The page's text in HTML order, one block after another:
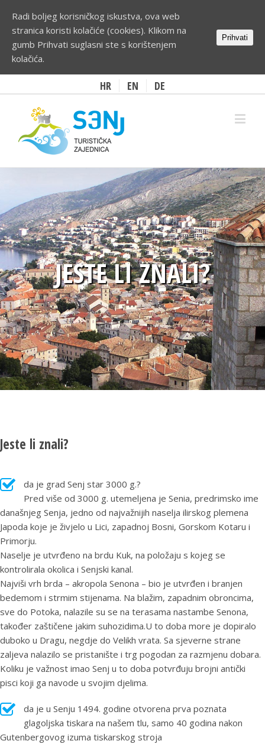
HR EN DE
JESTE LI ZNALI?
Jeste li znali?
da je grad Senj star 3000 g.?
Pred više od 3000 g. utemeljena je Senia, predrimsko ime
današnjeg Senja, jedno od najvažnijih naselja ilirskog plemena
Japoda koje je živjelo u Lici, zapadnoj Bosni, Gorskom Kotaru i
Primorju.
Naselje je utvrđeno na brdu Kuk, na položaju s kojeg se
kontrolirala okolica i Senjski kanal.
Najviši vrh brda – akropola Senona – bio je utvrđen i branjen
bedemom i strmim stijenama. Na blažim, zapadnim obroncima,
sve do Potoka, nalazile su se na terasama nastambe Senona,
također zaštičene jakim suhozidima.U to doba more je dopiralo
duboko u Dragu, negdje do Velikh vrata. Sa sjeverne strane
zaljeva nalazilo se pristanište i trg pogodan za razmjenu dobara.
Koliku je važnost imao Senj u to doba potvrđuju brojni antički
pisci koji ga navode u svojim djelima.
da je u Senju 1494. godine otvorena prva poznata
glagoljska tiskara na našem tlu, samo 40 godina nakon
Gutenbergovog izuma tiskarskog stroja
Radi boljeg korisničkog iskustva, ova web
stranica koristi kolačiće (cookies). Klikom na
gumb Prihvati suglasni ste s korištenjem
kolačića.
Prihvati